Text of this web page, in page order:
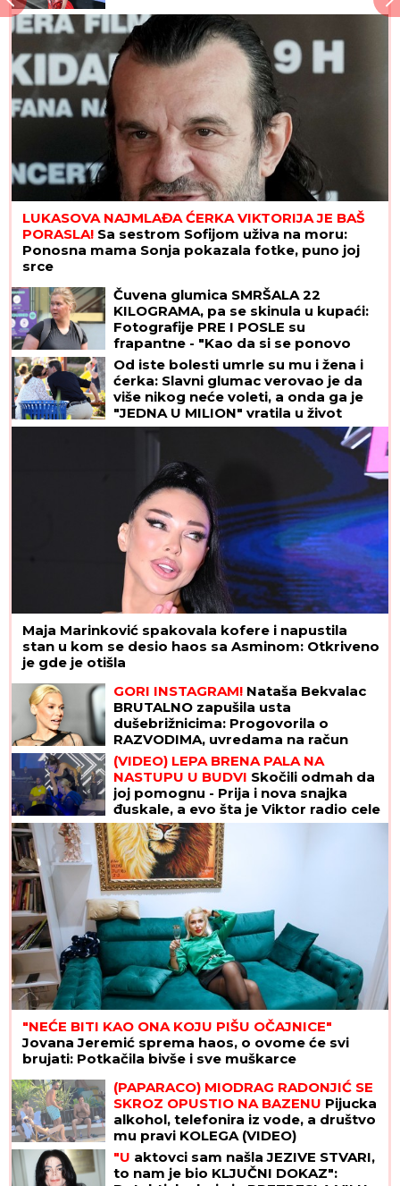
LUKASOVA NAJMLAĐA ĆERKA VIKTORIJA JE BAŠ
PORASLA! Sa sestrom Sofijom uživa na moru:
Ponosna mama Sonja pokazala fotke, puno joj
srce
Čuvena glumica SMRŠALA 22
KILOGRAMA, pa se skinula u kupaći:
Fotografije PRE I POSLE su
frapantne - "Kao da si se ponovo
rodila"
Od iste bolesti umrle su mu i žena i
ćerka: Slavni glumac verovao je da
više nikog neće voleti, a onda ga je
"JEDNA U MILION" vratila u život
Maja Marinković spakovala kofere i napustila
stan u kom se desio haos sa Asminom: Otkriveno
je gde je otišla
GORI INSTAGRAM! Nataša Bekvalac
BRUTALNO zapušila usta
dušebrižnicima: Progovorila o
RAZVODIMA, uvredama na račun
izgleda, pa otkrila ŠOK DETALJE
(VIDEO) LEPA BRENA PALA NA
NASTUPU U BUDVI Skočili odmah da
joj pomognu - Prija i nova snajka
đuskale, a evo šta je Viktor radio cele
noći
"NEĆE BITI KAO ONA KOJU PIŠU OČAJNICE"
Jovana Jeremić sprema haos, o ovome će svi
brujati: Potkačila bivše i sve muškarce
(PAPARACO) MIODRAG RADONJIĆ SE
SKROZ OPUSTIO NA BAZENU Pijucka
alkohol, telefonira iz vode, a društvo
mu pravi KOLEGA (VIDEO)
"U aktovci sam našla JEZIVE STVARI,
to nam je bio KLJUČNI DOKAZ":